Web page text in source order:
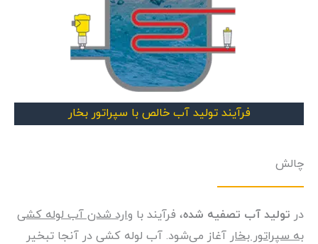
چالش
در تولید آب تصفیه شده، فرآیند با وارد شدن آب لوله کشی
به سپراتور بخار آغاز می‌شود. آب لوله کشی در آنجا تبخیر
فرآیند تولید آب خالص با سپراتور بخار